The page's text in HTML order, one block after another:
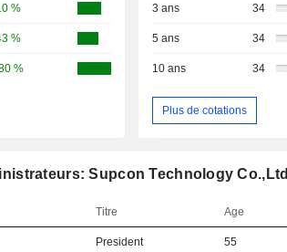
%
%
%
3 ans 34
5 ans 34
10 ans 34
Plus de cotations
Supcon Technology Co.,Ltd
Titre Age
President 55